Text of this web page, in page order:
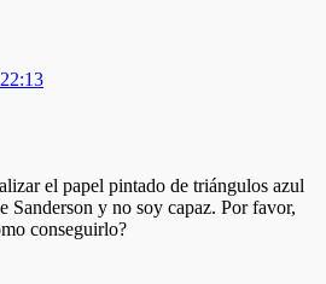
el papel pintado de triángulos azul
Sanderson y no soy capaz. Por favor,
conseguirlo?